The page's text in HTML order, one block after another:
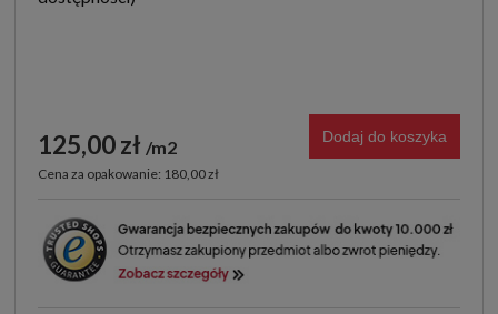
125,00 zł m2
Cena za opakowanie: 180,00 zł
Dodaj do koszyka